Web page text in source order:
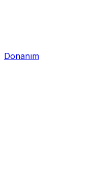
Donanım